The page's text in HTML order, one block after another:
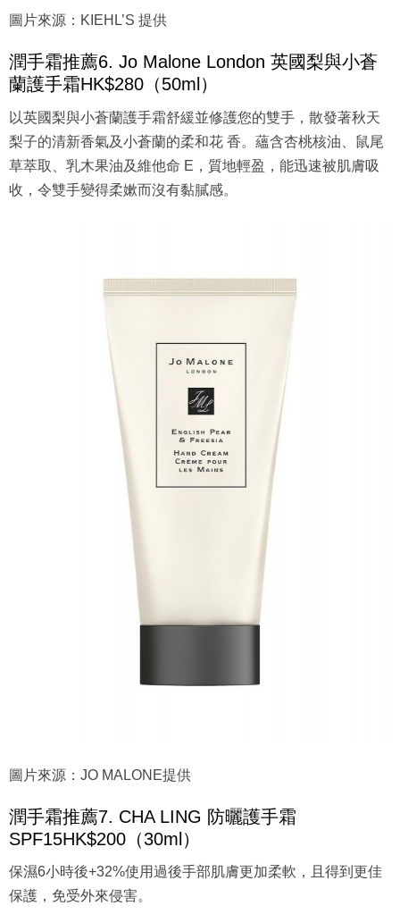
圖片來源：KIEHL’S 提供
潤手霜推薦6. Jo Malone London 英國梨與小蒼
蘭護手霜HK$280（50ml）
以英國梨與小蒼蘭護手霜舒緩並修護您的雙手，散發著秋天
梨子的清新香氣及小蒼蘭的柔和花 香。蘊含杏桃核油、鼠尾
草萃取、乳木果油及維他命 E，質地輕盈，能迅速被肌膚吸
收，令雙手變得柔嫰而沒有黏膩感。
圖片來源：JO MALONE提供
潤手霜推薦7. CHA LING 防曬護手霜
SPF15HK$200（30ml）
保濕6小時後+32%使用過後手部肌膚更加柔軟，且得到更佳
保護，免受外來侵害。